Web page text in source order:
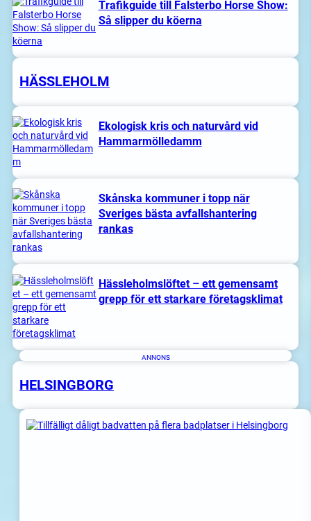
Trafikguide till Falsterbo Horse Show:
Så slipper du köerna
HÄSSLEHOLM
Ekologisk kris och naturvård vid
Hammarmölledamm
Skånska kommuner i topp när
Sveriges bästa avfallshantering
rankas
Hässleholmslöftet – ett gemensamt
grepp för ett starkare företagsklimat
ANNONS
HELSINGBORG